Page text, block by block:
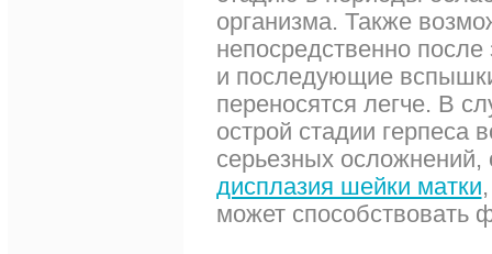
организма. Также
непосредственно
и последующие
переносятся легче. В
острой стадии герпеса
серьезных осложнений,
дисплазия шейки матки
может способствовать